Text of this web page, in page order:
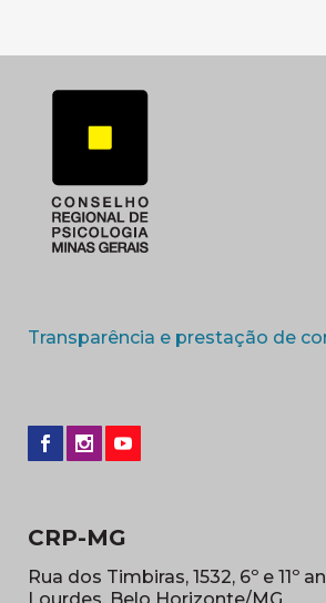
Transparência e prestação de
CRP-MG
Rua dos Timbiras, 1532, 6º e 11º